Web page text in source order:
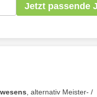
Jetzt passende
, alternativ Meister- /